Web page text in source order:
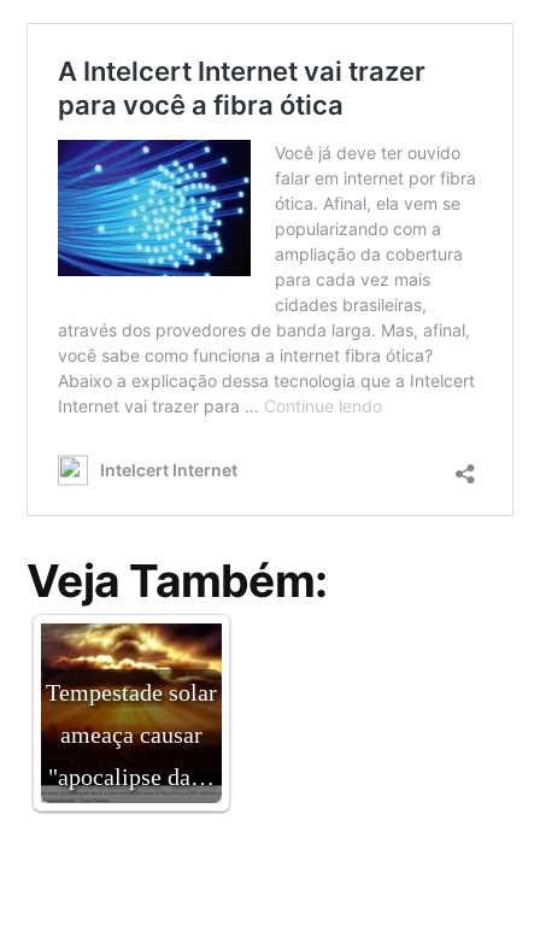
Veja Também:
Tempestade solar
ameaça causar
"apocalipse da…